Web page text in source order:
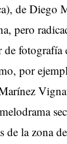
de Diego
pero
fotografía
por
de la zona